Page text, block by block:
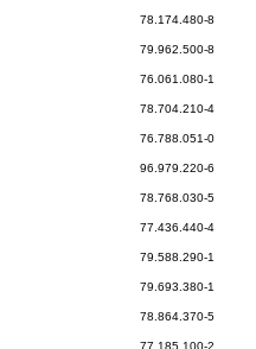
78.174.480-8
79.962.500-8
76.061.080-1
78.704.210-4
76.788.051-0
96.979.220-6
78.768.030-5
77.436.440-4
79.588.290-1
79.693.380-1
78.864.370-5
77.185.100-2